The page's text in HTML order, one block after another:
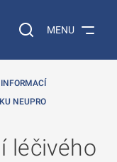
Vyhledávání na
MENU
NEUPRO
léčivého